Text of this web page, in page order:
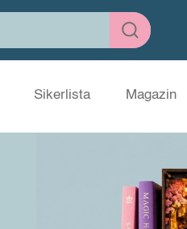
Sikerlista Magazin